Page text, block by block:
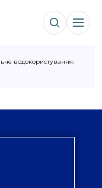
водокористування: